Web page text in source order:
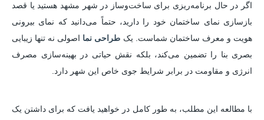
اگر در حال برنامه‌ریزی برای ساخت‌وساز در شهر مشهد هستید یا قصد
بازسازی نمای ساختمان خود را دارید، حتماً می‌دانید که نمای بیرونی
هویت و معرف ساختمان شماست. یک طراحی نما اصولی نه تنها زیبایی
بصری بنا را تضمین می‌کند، بلکه نقش حیاتی در بهینه‌سازی مصرف
انرژی و مقاومت در برابر شرایط جوی خاص این شهر دارد.
با مطالعه این مطلب، به طور کامل در خواهید یافت که برای داشتن یک